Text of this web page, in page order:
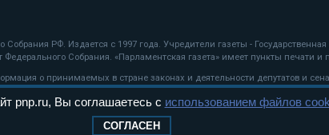
РФ. Издается с 1997 года. Учредители газеты -
Собрания. «Парламентская газета» имеет пункты печати и
о принимаемых в стране законах и деятельности депутатов и
pnp.ru, Вы соглашаетесь с использованием файлов
СОГЛАСЕН